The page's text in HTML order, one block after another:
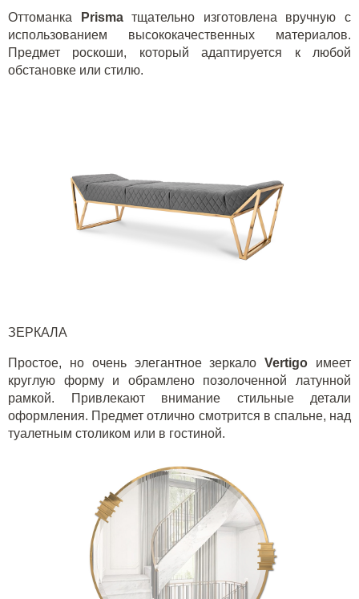
Оттоманка Prismaтщательно изготовлена вручную с
использованием высококачественных материалов.
Предмет роскоши, который адаптируется к любой
обстановке или стилю.
ЗЕРКАЛА
Простое, но очень элегантное зеркалоVertigo имеет
круглую форму и обрамлено позолоченной латунной
рамкой. Привлекают внимание стильные детали
оформления. Предмет отлично смотрится в спальне, над
туалетным столиком или в гостиной.